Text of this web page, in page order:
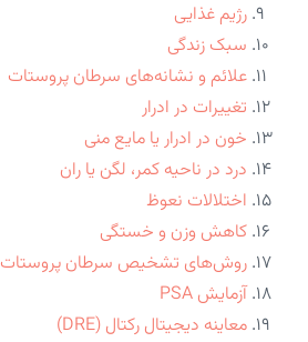
رژیم غذایی
سبک زندگی
علائم و نشانه‌های سرطان پروستات
تغییرات در ادرار
خون در ادرار یا مایع منی
درد در ناحیه کمر، لگن یا ران
اختلالات نعوظ
کاهش وزن و خستگی
روش‌های تشخیص سرطان پروستات
آزمایش PSA
معاینه دیجیتال رکتال (DRE)